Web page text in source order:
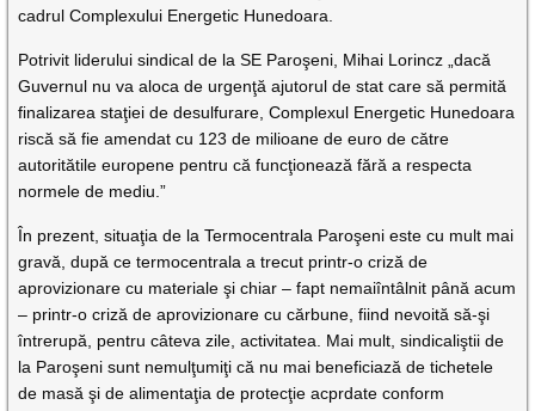
cadrul Complexului Energetic Hunedoara.
Potrivit liderului sindical de la SE Paroşeni, Mihai Lorincz „dacă
Guvernul nu va aloca de urgenţă ajutorul de stat care să permită
finalizarea staţiei de desulfurare, Complexul Energetic Hunedoara
riscă să fie amendat cu 123 de milioane de euro de către
autoritătile europene pentru că funcţionează fără a respecta
normele de mediu.”
În prezent, situaţia de la Termocentrala Paroşeni este cu mult mai
gravă, după ce termocentrala a trecut printr-o criză de
aprovizionare cu materiale şi chiar – fapt nemaiîntâlnit până acum
– printr-o criză de aprovizionare cu cărbune, fiind nevoită să-şi
întrerupă, pentru câteva zile, activitatea. Mai mult, sindicaliştii de
la Paroşeni sunt nemulţumiţi că nu mai beneficiază de tichetele
de masă şi de alimentaţia de protecţie acprdate conform